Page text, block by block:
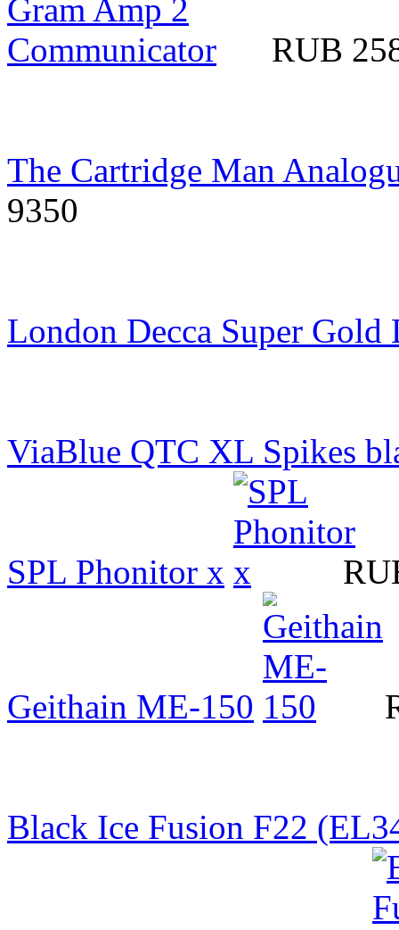
RUB
The Cartridge Man
9350
London Decca Super Gold
ViaBlue QTC XL Spikes
SPL Phonitor x
Geithain ME-150
Black Ice Fusion F22